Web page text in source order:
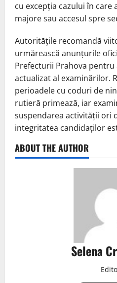
cu excepția cazului în
majore sau accesul spre
Autoritățile recomandă
urmărească anunțurile
Prefecturii Prahova pentru
actualizat al examinărilor.
perioadele cu coduri de
rutieră primează, iar
suspendarea activității ori
integritatea candidaților
ABOUT THE AUTHOR
Selena